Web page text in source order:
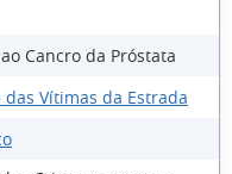
Cancro da Próstata
Vítimas da Estrada